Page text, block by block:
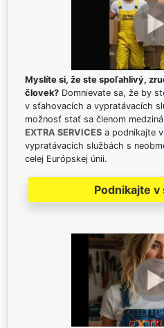
Myslíte si, že ste spoľahlivý,
človek? Domnievate sa, že by
v sťahovacích a vypratávacích
možnosť stať sa členom
EXTRA SERVICES a podnikajte
vypratávacích službách s
celej Európskej únii.
Podnikajte v